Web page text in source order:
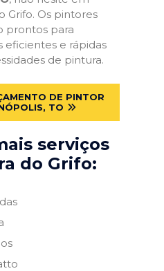
Grifo. Os pintores
prontos para
eficientes e rápidas
de pintura.
DE PINTOR
TO
serviços
do Grifo: